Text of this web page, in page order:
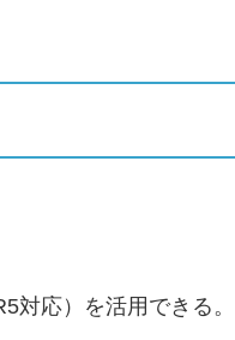
対応）を活用できる。